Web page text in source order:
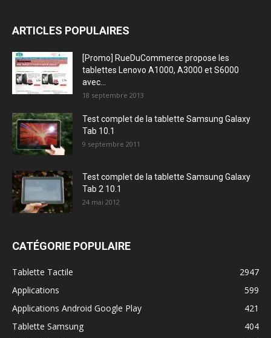
ARTICLES POPULAIRES
[Promo] RueDuCommerce propose les
tablettes Lenovo A1000, A3000 et S6000
avec...
18 septembre 2013
Test complet de la tablette Samsung Galaxy
Tab 10.1
9 septembre 2011
Test complet de la tablette Samsung Galaxy
Tab 2 10.1
24 mai 2012
CATÉGORIE POPULAIRE
Tablette Tactile
2947
Applications
599
Applications Android Google Play
421
Tablette Samsung
404